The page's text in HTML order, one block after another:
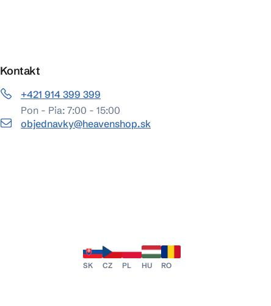
Kontakt
+421 914 399 399
Pon - Pia: 7:00 - 15:00
objednavky@heavenshop.sk
SK CZ PL HU RO